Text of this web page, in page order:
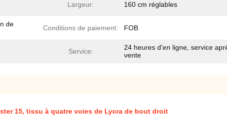
Largeur: 160 cm réglables
de
Conditions de paiement: FOB
Service:
24 heures d'en ligne, service
vente
15, tissu à quatre voies de Lycra de bout droit